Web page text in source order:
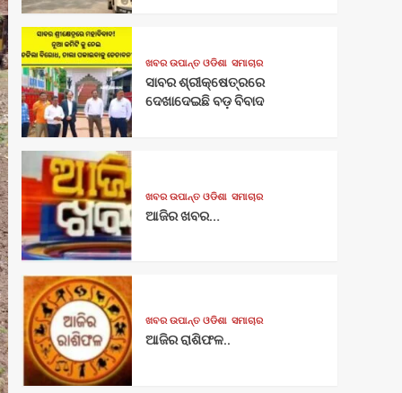
ଖବର ଉପାନ୍ତ ଓଡିଶା ସମାଚାର
ସାବର ଶ୍ରୀକ୍ଷେତ୍ରରେ
ଦେଖାଦେଇଛି ବଡ଼ ବିବାଦ
ଖବର ଉପାନ୍ତ ଓଡିଶା ସମାଚାର
ଆଜିର ଖବର…
ଖବର ଉପାନ୍ତ ଓଡିଶା ସମାଚାର
ଆଜିର ରାଶିଫଳ..